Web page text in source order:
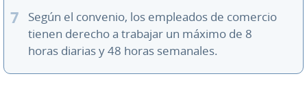
Según el convenio, los empleados de comercio
tienen derecho a trabajar un máximo de 8
horas diarias y 48 horas semanales.